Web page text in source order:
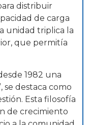
distribuir
de carga
unidad triplica la
que permitía
1982 una
se destaca como
Esta filosofía
de crecimiento